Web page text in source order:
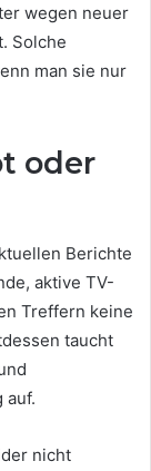
wegen neuer
Solche
man sie nur
oder
Berichte
aktive TV-
Treffern keine
taucht
auf.
nicht